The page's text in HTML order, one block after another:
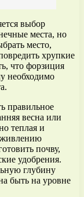
выбор
места, но
место,
хрупкие
что форзиция
необходимо
правильное
весна или
теплая и
почву,
удобрения.
глубину
быть на уровне